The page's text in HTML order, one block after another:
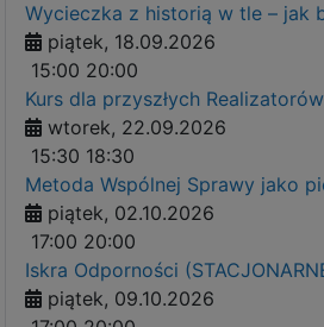
Wycieczka z historią w tle – jak
piątek, 18.09.2026
15:00 20:00
Kurs dla przyszłych
wtorek, 22.09.2026
15:30 18:30
Metoda Wspólnej Sprawy jako
piątek, 02.10.2026
17:00 20:00
Iskra Odporności
piątek, 09.10.2026